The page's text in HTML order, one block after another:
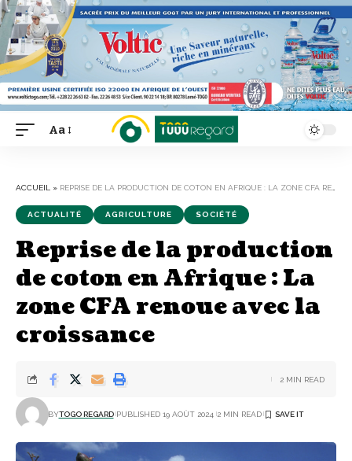
Font
Aa
ACCUEIL » REPRISE DE LA PRODUCTION DE COTON EN AFRIQUE : LA ZONE CFA RENOUE AVEC LA CROISSANCE
ACTUALITÉ AGRICULTURE SOCIÉTÉ
Reprise de la production
de coton en Afrique : La
zone CFA renoue avec la
croissance
BYTOGO REGARD PUBLISHED 19 AOÛT 2024 2 MIN READ
2 MIN READ